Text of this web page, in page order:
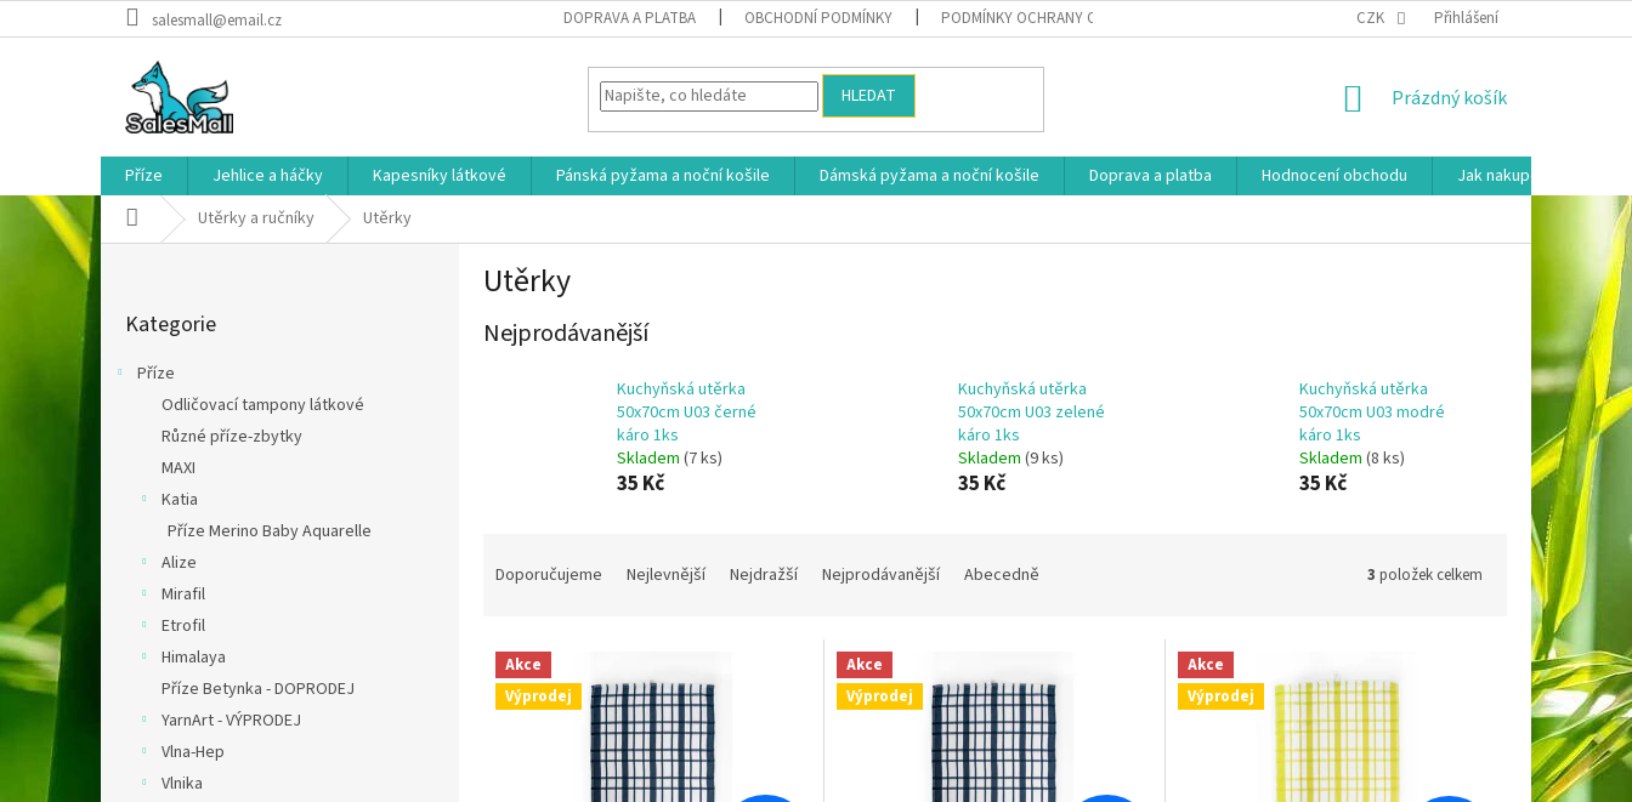
na
salesmall@email.cz DOPRAVA A PLATBA OBCHODNÍ PODMÍNKY PODMÍNKY OCHRANY OSOBNÍCH ÚDAJŮ HODNOCENÍ OBCHODU MOJE OBJEDNÁVKA
CZK Přihlášení
HLEDAT
NÁKUPNÍ
Prázdný košík
Příze Jehlice a háčky Kapesníky látkové Pánská pyžama a noční košile Dámská pyžama a noční košile Doprava a platba Hodnocení obchodu Jak nakupovat
Domů Utěrky a ručníky Utěrky
kategorie
Kategorie
Příze
Odličovací tampony látkové
Různé příze-zbytky
MAXI
Katia
Příze Merino Baby Aquarelle
Alize
Mirafil
Etrofil
Himalaya
Příze Betynka - DOPRODEJ
YarnArt - VÝPRODEJ
Vlna-Hep
Vlnika
Utěrky
Nejprodávanější
Kuchyňská utěrka
50x70cm U03 černé
káro 1ks
Skladem (7 ks)
35 Kč
Kuchyňská utěrka
50x70cm U03 zelené
káro 1ks
Skladem (9 ks)
35 Kč
Kuchyňská utěrka
50x70cm U03 modré
káro 1ks
Skladem (8 ks)
35 Kč
p
Doporučujeme Nejlevnější Nejdražší Nejprodávanější Abecedně 3 položek celkem
p
Akce
Výprodej
Akce
Výprodej
Akce
Výprodej